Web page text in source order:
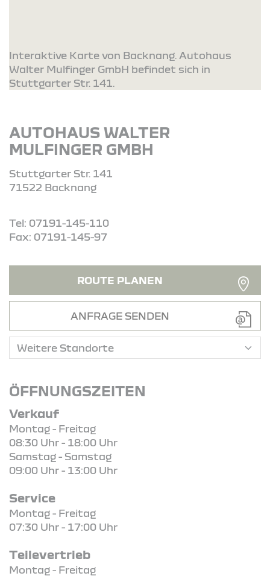
Interaktive Karte von Backnang. Autohaus
Walter Mulfinger GmbH befindet sich in
Stuttgarter Str. 141.
AUTOHAUS WALTER
MULFINGER GMBH
Stuttgarter Str. 141
71522 Backnang
Tel: 07191-145-110
Fax: 07191-145-97
ROUTE PLANEN
ANFRAGE SENDEN
ÖFFNUNGSZEITEN
Verkauf
Montag - Freitag
08:30 Uhr - 18:00 Uhr
Samstag - Samstag
09:00 Uhr - 13:00 Uhr
Service
Montag - Freitag
07:30 Uhr - 17:00 Uhr
Teilevertrieb
Montag - Freitag